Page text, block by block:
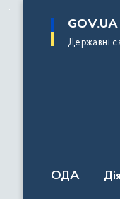
основного
GOV.UA
Державні
ОДА